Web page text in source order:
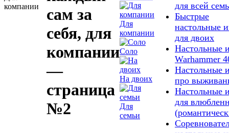
компании
сам за
себя, для
компании
—
страница
№2
Для
компании
Соло
На двоих
Для
семьи
для всей
Быстрые
настольные
для двоих
Настольные
Warhammer
Настольные
про
Настольные
для